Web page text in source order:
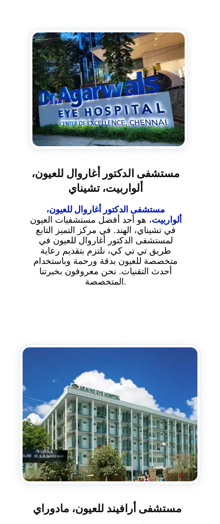
مستشفى الدكتور أغاروال للعيون،
ألواربيت، تشيناي
مستشفى الدكتور أغاروال للعيون،
ألواربيت، هو أحد أفضل مستشفيات العيون
في تشيناي، الهند. في مركز التميز التابع
لمستشفى الدكتور أغاروال للعيون في
طريق تي تي كي، نلتزم بتقديم رعاية
متخصصة للعيون بدقة ورحمة وباستخدام
أحدث التقنيات. نحن معروفون بخبرتنا
المتخصصة.
مستشفى أرافيند للعيون، مادوراي